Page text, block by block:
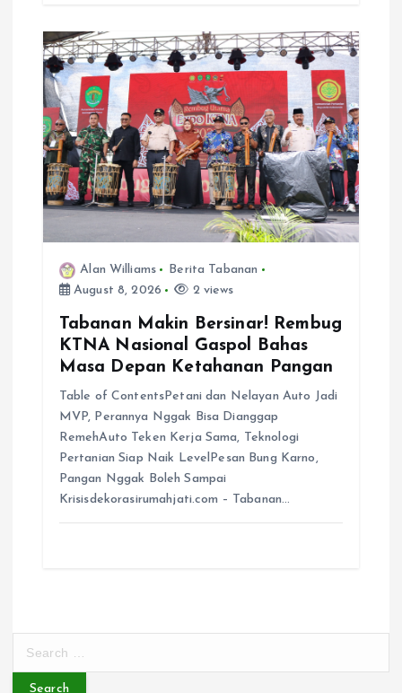
Alan Williams
Berita Tabanan
August 8, 2026
2 views
Tabanan Makin Bersinar! Rembug
KTNA Nasional Gaspol Bahas
Masa Depan Ketahanan Pangan
Table of ContentsPetani dan Nelayan Auto Jadi
MVP, Perannya Nggak Bisa Dianggap
RemehAuto Teken Kerja Sama, Teknologi
Pertanian Siap Naik LevelPesan Bung Karno,
Pangan Nggak Boleh Sampai
Krisisdekorasirumahjati.com – Tabanan…